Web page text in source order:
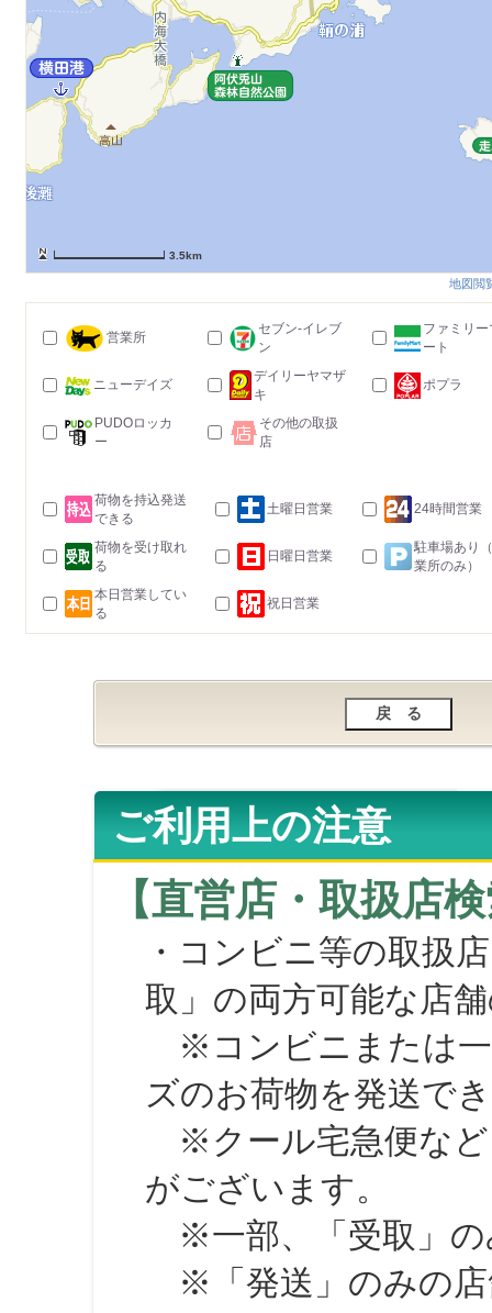
3.5km
地図閲
営業所
セブン-イレブ
ン
ファミリー
ート
ニューデイズ
デイリーヤマザ
キ
ポプラ
PUDOロッカ
ー
その他の取扱
店
荷物を持込発送
できる
土曜日営業 24時間営業
荷物を受け取れ
る
日曜日営業
駐車場あり
業所のみ）
本日営業してい
る
祝日営業
ご利用上の注意
【直営店・取扱店
・コンビニ等の取扱
取」の両方可能な店
※コンビニまたは一
ズのお荷物を発送で
※クール宅急便など
がございます。
※一部、「受取」の
※「発送」のみの店